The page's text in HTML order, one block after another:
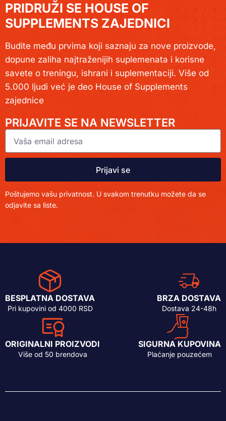
PRIDRUŽI SE HOUSE OF
SUPPLEMENTS ZAJEDNICI
Budite među prvima koji saznaju za nove proizvode,
dopune zaliha najtraženijih suplemenata i korisne
savete o treningu, ishrani i suplementaciji. Više od
5.000 ljudi već je deo House of Supplements
zajednice
PRIJAVITE SE NA NEWSLETTER
Prijavi se
Poštujemo vašu privatnost. U svakom trenutku možete da se
odjavite sa liste.
BESPLATNA DOSTAVA
Pri kupovini od 4000 RSD
BRZA DOSTAVA
Dostava 24-48h
ORIGINALNI PROIZVODI
Više od 50 brendova
SIGURNA KUPOVINA
Plaćanje pouzećem